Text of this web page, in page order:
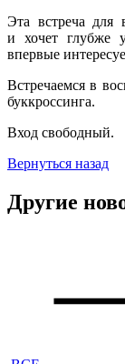
Эта встреча
и хочет глубже
впервые
Встречаемся в
буккроссинга.
Вход свободный.
Вернуться назад
Другие